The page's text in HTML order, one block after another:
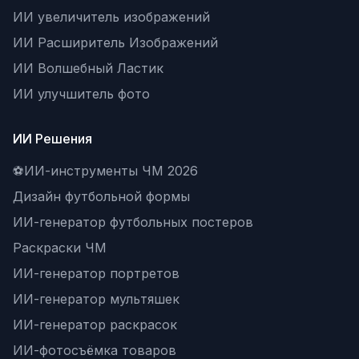
ИИ увеличитель изображений
ИИ Расширитель Изображений
ИИ Волшебный Ластик
ИИ улучшитель фото
ИИ Решения
⚽ИИ-инструменты ЧМ 2026
Дизайн футбольной формы
ИИ-генератор футбольных постеров
Раскраски ЧМ
ИИ-генератор портретов
ИИ-генератор мультяшек
ИИ-генератор раскрасок
ИИ-фотосъёмка товаров